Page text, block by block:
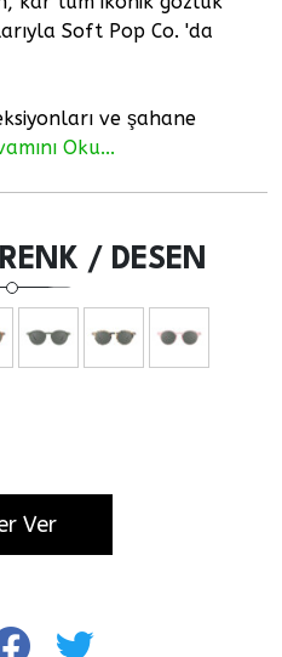
Soft Pop Co. 'da
ve şahane
Oku...
/ DESEN
Ver